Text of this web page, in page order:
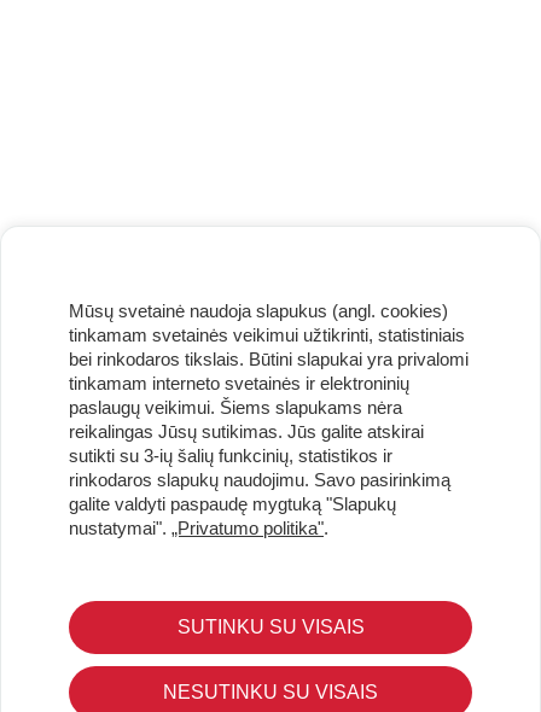
Užsisakykite naujienlaiškį ir pirmi gaukite geriausius
pasiūlymus!
KLIENTŲ APTARNAVIMAS
Pirkimo – pardavimo taisyklės
Pristatymas ir grąžinimas
Mūsų svetainė naudoja slapukus (angl. cookies)
tinkamam svetainės veikimui užtikrinti, statistiniais
bei rinkodaros tikslais. Būtini slapukai yra privalomi
tinkamam interneto svetainės ir elektroninių
paslaugų veikimui. Šiems slapukams nėra
reikalingas Jūsų sutikimas. Jūs galite atskirai
sutikti su 3-ių šalių funkcinių, statistikos ir
rinkodaros slapukų naudojimu. Savo pasirinkimą
galite valdyti paspaudę mygtuką "Slapukų
nustatymai". „Privatumo politika".
SUTINKU SU VISAIS
NESUTINKU SU VISAIS